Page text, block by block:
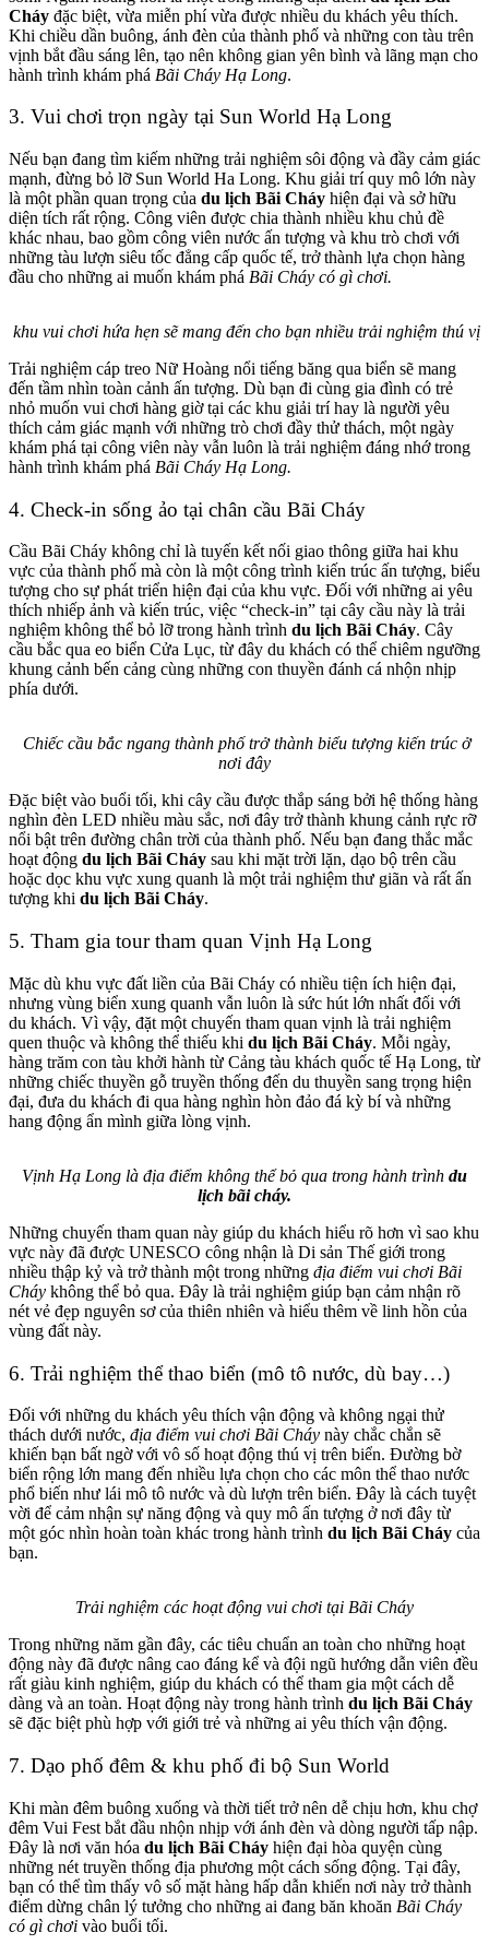
Cháy đặc biệt, vừa miễn phí vừa được nhiều du khách yêu thích.
Khi chiều dần buông, ánh đèn của thành phố và những con tàu trên
vịnh bắt đầu sáng lên, tạo nên không gian yên bình và lãng mạn cho
hành trình khám phá Bãi Cháy Hạ Long.
3. Vui chơi trọn ngày tại Sun World Hạ Long
Nếu bạn đang tìm kiếm những trải nghiệm sôi động và đầy cảm giác
mạnh, đừng bỏ lỡ Sun World Ha Long. Khu giải trí quy mô lớn này
là một phần quan trọng của du lịch Bãi Cháy hiện đại và sở hữu
diện tích rất rộng. Công viên được chia thành nhiều khu chủ đề
khác nhau, bao gồm công viên nước ấn tượng và khu trò chơi với
những tàu lượn siêu tốc đẳng cấp quốc tế, trở thành lựa chọn hàng
đầu cho những ai muốn khám phá Bãi Cháy có gì chơi.
khu vui chơi hứa hẹn sẽ mang đến cho bạn nhiều trải nghiệm thú vị
Trải nghiệm cáp treo Nữ Hoàng nổi tiếng băng qua biển sẽ mang
đến tầm nhìn toàn cảnh ấn tượng. Dù bạn đi cùng gia đình có trẻ
nhỏ muốn vui chơi hàng giờ tại các khu giải trí hay là người yêu
thích cảm giác mạnh với những trò chơi đầy thử thách, một ngày
khám phá tại công viên này vẫn luôn là trải nghiệm đáng nhớ trong
hành trình khám phá Bãi Cháy Hạ Long.
4. Check-in sống ảo tại chân cầu Bãi Cháy
Cầu Bãi Cháy không chỉ là tuyến kết nối giao thông giữa hai khu
vực của thành phố mà còn là một công trình kiến trúc ấn tượng, biểu
tượng cho sự phát triển hiện đại của khu vực. Đối với những ai yêu
thích nhiếp ảnh và kiến trúc, việc “check-in” tại cây cầu này là trải
nghiệm không thể bỏ lỡ trong hành trình du lịch Bãi Cháy. Cây
cầu bắc qua eo biển Cửa Lục, từ đây du khách có thể chiêm ngưỡng
khung cảnh bến cảng cùng những con thuyền đánh cá nhộn nhịp
phía dưới.
Chiếc cầu bắc ngang thành phố trở thành biểu tượng kiến trúc ở
nơi đây
Đặc biệt vào buổi tối, khi cây cầu được thắp sáng bởi hệ thống hàng
nghìn đèn LED nhiều màu sắc, nơi đây trở thành khung cảnh rực rỡ
nổi bật trên đường chân trời của thành phố. Nếu bạn đang thắc mắc
hoạt động du lịch Bãi Cháy sau khi mặt trời lặn, dạo bộ trên cầu
hoặc dọc khu vực xung quanh là một trải nghiệm thư giãn và rất ấn
tượng khi du lịch Bãi Cháy.
5. Tham gia tour tham quan Vịnh Hạ Long
Mặc dù khu vực đất liền của Bãi Cháy có nhiều tiện ích hiện đại,
nhưng vùng biển xung quanh vẫn luôn là sức hút lớn nhất đối với
du khách. Vì vậy, đặt một chuyến tham quan vịnh là trải nghiệm
quen thuộc và không thể thiếu khi du lịch Bãi Cháy. Mỗi ngày,
hàng trăm con tàu khởi hành từ Cảng tàu khách quốc tế Hạ Long, từ
những chiếc thuyền gỗ truyền thống đến du thuyền sang trọng hiện
đại, đưa du khách đi qua hàng nghìn hòn đảo đá kỳ bí và những
hang động ẩn mình giữa lòng vịnh.
Vịnh Hạ Long là địa điểm không thể bỏ qua trong hành trình du
lịch bãi cháy.
Những chuyến tham quan này giúp du khách hiểu rõ hơn vì sao khu
vực này đã được UNESCO công nhận là Di sản Thế giới trong
nhiều thập kỷ và trở thành một trong những địa điểm vui chơi Bãi
Cháy không thể bỏ qua. Đây là trải nghiệm giúp bạn cảm nhận rõ
nét vẻ đẹp nguyên sơ của thiên nhiên và hiểu thêm về linh hồn của
vùng đất này.
6. Trải nghiệm thể thao biển (mô tô nước, dù bay…)
Đối với những du khách yêu thích vận động và không ngại thử
thách dưới nước, địa điểm vui chơi Bãi Cháy này chắc chắn sẽ
khiến bạn bất ngờ với vô số hoạt động thú vị trên biển. Đường bờ
biển rộng lớn mang đến nhiều lựa chọn cho các môn thể thao nước
phổ biến như lái mô tô nước và dù lượn trên biển. Đây là cách tuyệt
vời để cảm nhận sự năng động và quy mô ấn tượng ở nơi đây từ
một góc nhìn hoàn toàn khác trong hành trình du lịch Bãi Cháy của
bạn.
Trải nghiệm các hoạt động vui chơi tại Bãi Cháy
Trong những năm gần đây, các tiêu chuẩn an toàn cho những hoạt
động này đã được nâng cao đáng kể và đội ngũ hướng dẫn viên đều
rất giàu kinh nghiệm, giúp du khách có thể tham gia một cách dễ
dàng và an toàn. Hoạt động này trong hành trình du lịch Bãi Cháy
sẽ đặc biệt phù hợp với giới trẻ và những ai yêu thích vận động.
7. Dạo phố đêm & khu phố đi bộ Sun World
Khi màn đêm buông xuống và thời tiết trở nên dễ chịu hơn, khu chợ
đêm Vui Fest bắt đầu nhộn nhịp với ánh đèn và dòng người tấp nập.
Đây là nơi văn hóa du lịch Bãi Cháy hiện đại hòa quyện cùng
những nét truyền thống địa phương một cách sống động. Tại đây,
bạn có thể tìm thấy vô số mặt hàng hấp dẫn khiến nơi này trở thành
điểm dừng chân lý tưởng cho những ai đang băn khoăn Bãi Cháy
có gì chơi vào buổi tối.